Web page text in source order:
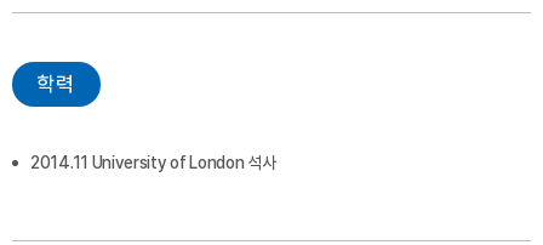
학력
2014.11 University of London 석사